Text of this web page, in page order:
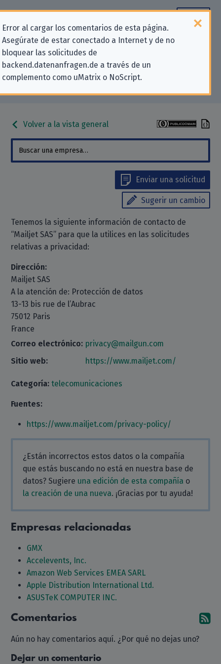
Error al cargar los comentarios de esta página.
Asegúrate de estar conectado a Internet y de no
bloquear las solicitudes de
backend.datenanfragen.de a través de un
complemento como uMatrix o NoScript.
Información de contacto para
solicitudes relativas a la privacidad
para «Mailjet SAS»
Volver a la vista general
Enviar una solicitud
Sugerir un cambio
Tenemos la siguiente información de contacto de
“Mailjet SAS” para que la utilices en las solicitudes
relativas a privacidad:
Dirección:
Mailjet SAS
A la atención de: Protección de datos
13-13 bis rue de l’Aubrac
75012 Paris
France
Correo electrónico: privacy@mailgun.com
Sitio web:
https://www.mailjet.com/
Categoría: telecomunicaciones
Fuentes:
https://www.mailjet.com/privacy-policy/
¿Están incorrectos estos datos o la compañía
que estás buscando no está en nuestra base de
datos? Sugiere una edición de esta compañía o
la creación de una nueva. ¡Gracias por tu ayuda!
Empresas relacionadas
GMX
Accelevents, Inc.
Amazon Web Services EMEA SARL
Apple Distribution International Ltd.
ASUSTeK COMPUTER INC.
Comentarios
Aún no hay comentarios aquí. ¿Por qué no dejas uno?
Dejar un comentario